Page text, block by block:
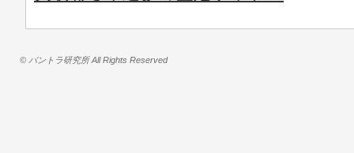
© バントラ研究所 All Rights Reserved